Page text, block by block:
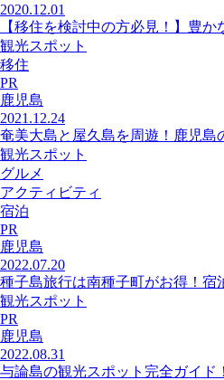
2020.12.01
【移住を検討中の方必見！】豊
観光スポット
移住
PR
鹿児島
2021.12.24
奄美大島と屋久島を周遊！鹿児島
観光スポット
グルメ
アクティビティ
宿泊
PR
鹿児島
2022.07.20
種子島旅行は南種子町がお得！宿
観光スポット
PR
鹿児島
2022.08.31
与論島の観光スポット完全ガイド